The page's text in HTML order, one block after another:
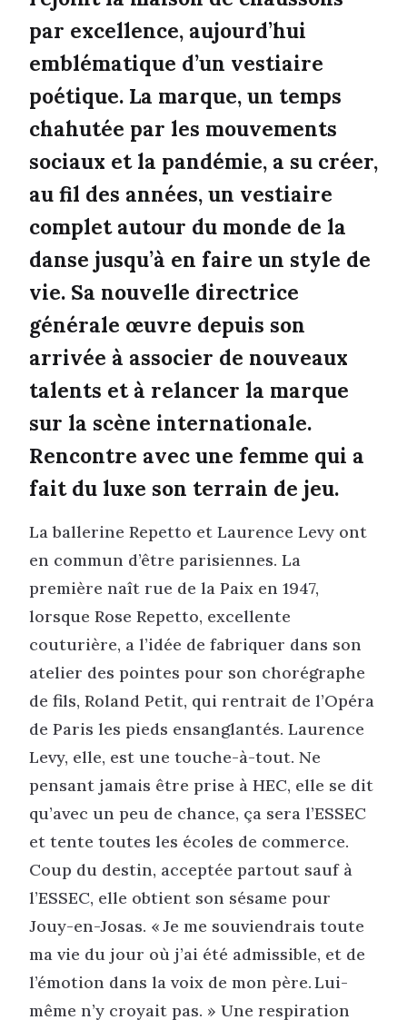
par excellence, aujourd’hui
emblématique d’un vestiaire
poétique. La marque, un temps
chahutée par les mouvements
sociaux et la pandémie, a su créer,
au fil des années, un vestiaire
complet autour du monde de la
danse jusqu’à en faire un style de
vie. Sa nouvelle directrice
générale œuvre depuis son
arrivée à associer de nouveaux
talents et à relancer la marque
sur la scène internationale.
Rencontre avec une femme qui a
fait du luxe son terrain de jeu.
La ballerine Repetto et Laurence Levy ont
en commun d’être parisiennes. La
première naît rue de la Paix en 1947,
lorsque Rose Repetto, excellente
couturière, a l’idée de fabriquer dans son
atelier des pointes pour son chorégraphe
de fils, Roland Petit, qui rentrait de l’Opéra
de Paris les pieds ensanglantés. Laurence
Levy, elle, est une touche-à-tout. Ne
pensant jamais être prise à HEC, elle se dit
qu’avec un peu de chance, ça sera l’ESSEC
et tente toutes les écoles de commerce.
Coup du destin, acceptée partout sauf à
l’ESSEC, elle obtient son sésame pour
Jouy-en-Josas. « Je me souviendrais toute
ma vie du jour où j’ai été admissible, et de
l’émotion dans la voix de mon père. Lui-
même n’y croyait pas. » Une respiration